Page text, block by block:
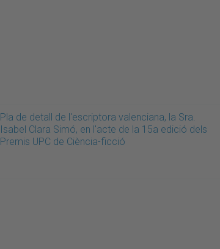
Pla de detall de l'escriptora valenciana, la Sra.
Isabel Clara Simó, en l'acte de la 15a edició dels
Premis UPC de Ciència-ficció